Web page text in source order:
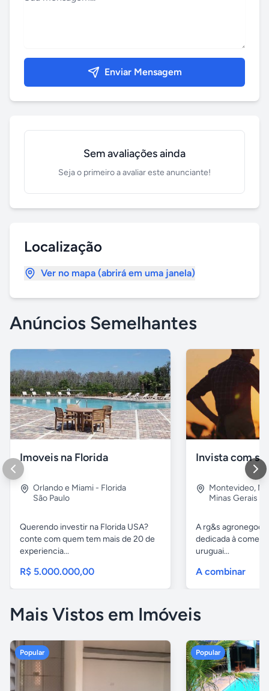
Enviar Mensagem
Sem avaliações ainda
Seja o primeiro a avaliar este anunciante!
Localização
Ver no mapa (abrirá em uma janela)
Anúncios Semelhantes
Imoveis na Florida
Orlando e Miami - Florida
São Paulo
Querendo investir na Florida USA?
conte com quem tem mais de 20 de
experiencia...
R$ 5.000.000,00
Montevideo,
Minas Gerais
A rg&s
dedicada à
uruguai...
A combinar
Mais Vistos em Imóveis
Popular Popular